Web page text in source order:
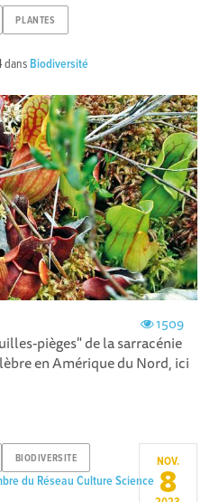
PLANTES
dans Biodiversité
1509
pièges" de la sarracénie
en Amérique du Nord, ici
BIODIVERSITE
du Réseau Culture Science
NOV.
8